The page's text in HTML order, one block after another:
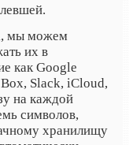
мы можем
их в
как Google
Slack, iCloud,
на каждой
символов,
хранилищу